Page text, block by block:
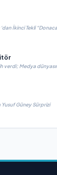
‘dan İkinci Tekli
verdi; Medya
Yusuf Güney Sürprizi